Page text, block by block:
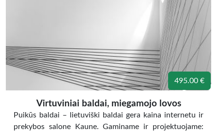
495.00 €
Virtuviniai baldai, miegamojo lovos
Puikūs baldai – lietuviški baldai gera kaina internetu ir
prekybos salone Kaune. Gaminame ir projektuojame: